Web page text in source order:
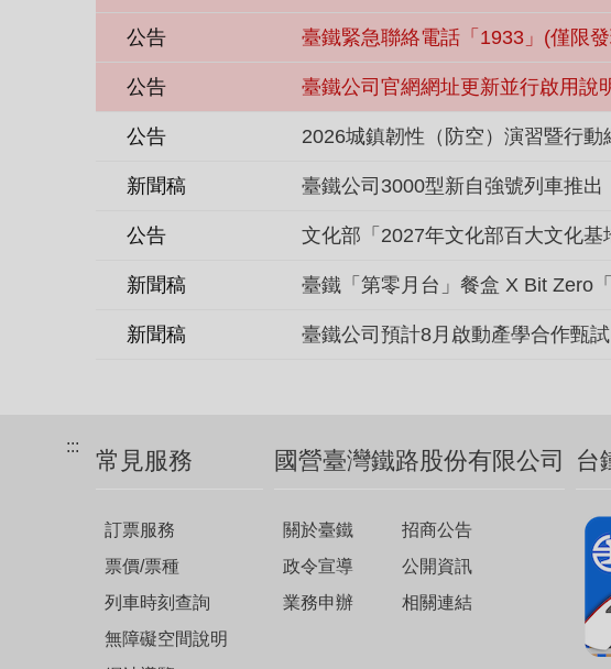
公告 臺鐵緊急聯絡電話「1933」(僅限
公告 臺鐵公司官網網址更新並行啟用說
公告 2026城鎮韌性（防空）演習暨行動
新聞稿
公告 文化部「2027年文化部百大文化基
新聞稿 臺鐵「第零月台」餐盒 X Bit Zero
新聞稿 臺鐵公司預計8月啟動產學合作甄
:::
常見服務
訂票服務
票價/票種
列車時刻查詢
無障礙空間說明
國營臺灣鐵路股份有限公司
關於臺鐵
政令宣導
業務申辦
招商公告
公開資訊
相關連結
台